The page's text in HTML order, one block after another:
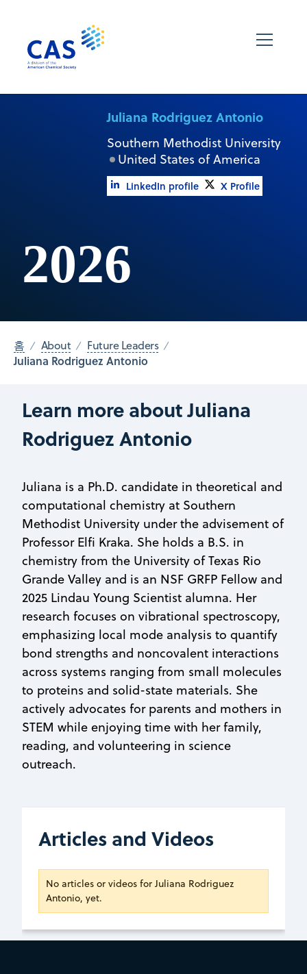
Juliana Rodriguez Antonio
Southern Methodist University
United States of America
LinkedIn profile X Profile
2026
홈 About Future Leaders
Juliana Rodriguez Antonio
Learn more about Juliana
Rodriguez Antonio
Juliana is a Ph.D. candidate in theoretical and
computational chemistry at Southern
Methodist University under the advisement of
Professor Elfi Kraka. She holds a B.S. in
chemistry from the University of Texas Rio
Grande Valley and is an NSF GRFP Fellow and
2025 Lindau Young Scientist alumna. Her
research focuses on vibrational spectroscopy,
emphasizing local mode analysis to quantify
bond strengths and noncovalent interactions
across systems ranging from small molecules
to proteins and solid-state materials. She
actively advocates for parents and mothers in
STEM while enjoying time with her family,
reading, and volunteering in science
outreach.
Articles and Videos
No articles or videos for Juliana Rodriguez
Antonio, yet.